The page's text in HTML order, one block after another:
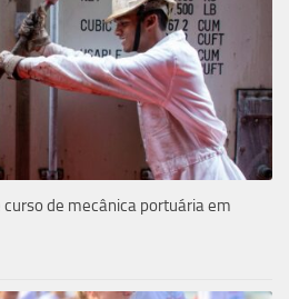
de mecânica portuária em